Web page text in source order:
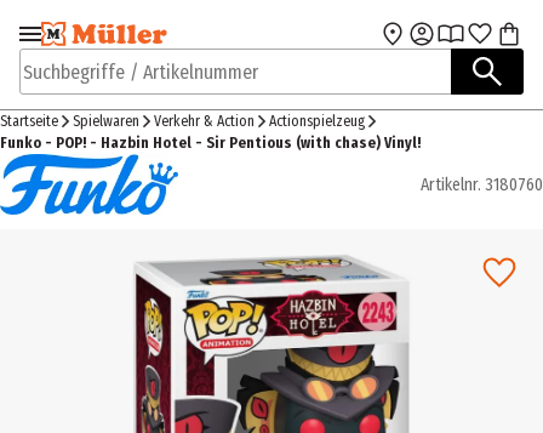
Zur Navigation
springen
Zum Hauptinhalt
Suchbegriffe / Artikelnummer
Startseite Spielwaren Verkehr & Action
Actionspielzeug
Funko - POP! - Hazbin Hotel - Sir Pentious (with chase) Vinyl!
Artikelnr. 3180760